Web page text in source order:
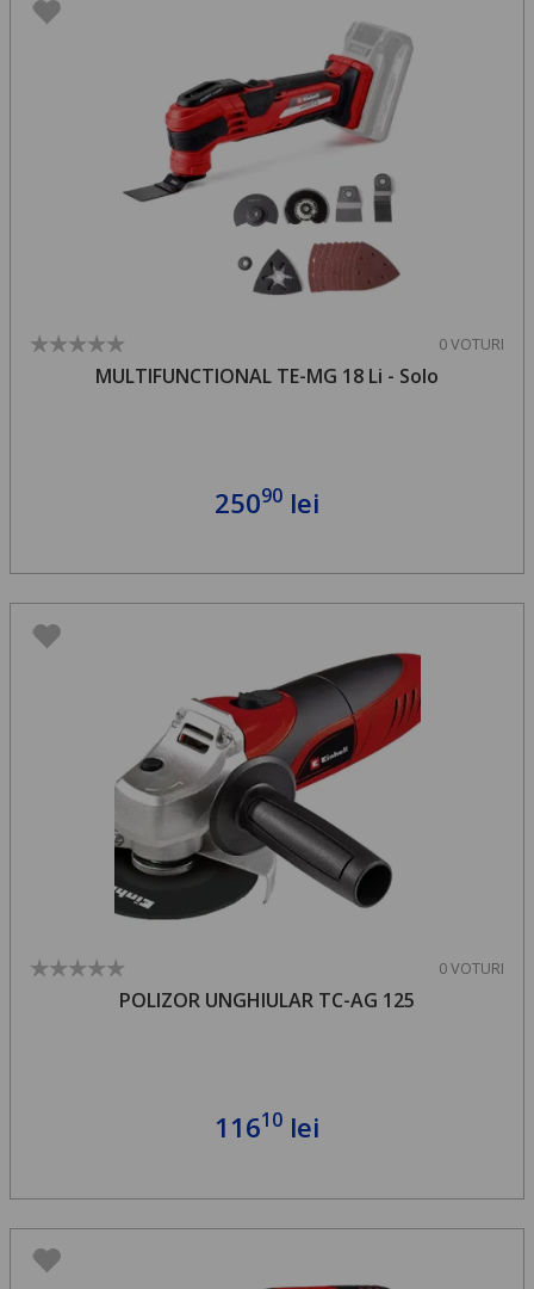
0 VOTURI
MULTIFUNCTIONAL TE-MG 18 Li - Solo
25090 lei
0 VOTURI
POLIZOR UNGHIULAR TC-AG 125
11610 lei